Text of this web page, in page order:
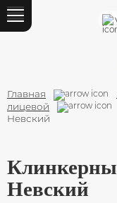
Кирпич
Кирпич ручной
Кирпич
Силикатный кирпич
Главная
лицевой
Невский
Невский